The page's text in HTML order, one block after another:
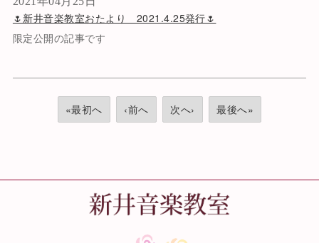
🌷新井音楽教室おたより 2021.4.25発行🌷
限定公開の記事です
«最初へ ‹前へ 次へ› 最後へ»